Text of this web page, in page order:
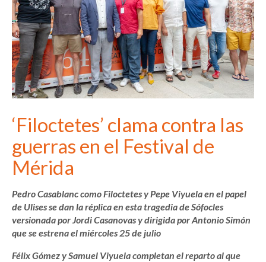
‘Filoctetes’ clama contra las
guerras en el Festival de
Mérida
Pedro Casablanc como Filoctetes y Pepe Viyuela en el papel
de Ulises se dan la réplica en esta tragedia de Sófocles
versionada por Jordi Casanovas y dirigida por Antonio Simón
que se estrena el miércoles 25 de julio
Félix Gómez y Samuel Viyuela completan el reparto al que